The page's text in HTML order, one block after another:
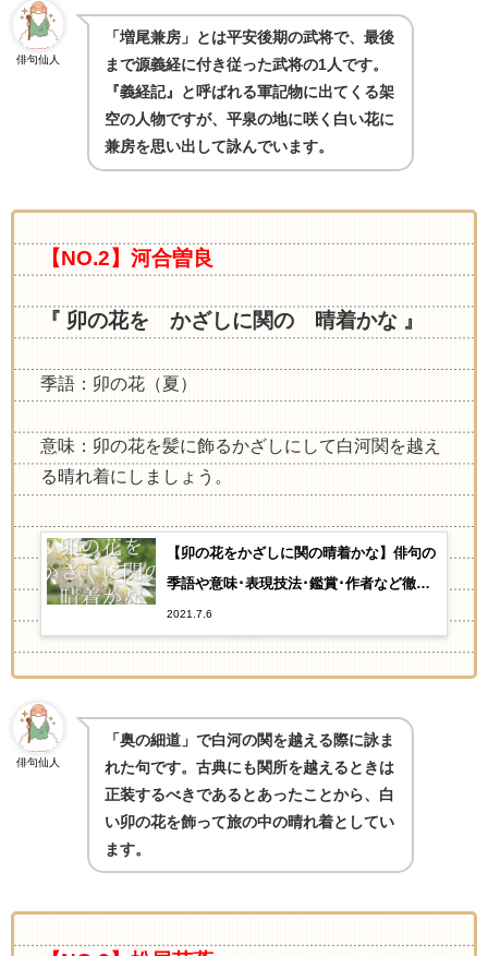
俳句仙人
「増尾兼房」とは平安後期の武将で、最後
まで源義経に付き従った武将の1 人です。
『義経記』と呼ばれる軍記物に出てくる架
空の人物ですが、平泉の地に咲く白い花に
兼房を思い出して詠んでいます。
【NO.2】河合曽良
『 卯の花を かざしに関の 晴着かな 』
季語：卯の花（夏）
意味：卯の花を髪に飾るかざしにして白河関を越え
る晴れ着にしましょう。
【卯の花をかざしに関の晴着かな】俳句の
季語や意味･表現技法･鑑賞･作者など徹底
解説!!
2021.7.6
俳句仙人
「奥の細道」で白河の関を越える際に詠ま
れた句です。古典にも関所を越えるときは
正装するべきであるとあったことから、白
い卯の花を飾って旅の中の晴れ着としてい
ます。